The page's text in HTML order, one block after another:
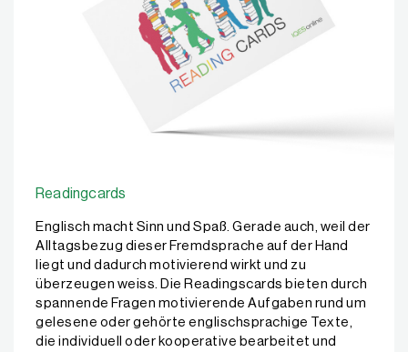
Readingcards
Englisch macht Sinn und Spaß. Gerade auch, weil der
Alltagsbezug dieser Fremdsprache auf der Hand
liegt und dadurch motivierend wirkt und zu
überzeugen weiss. Die Readingscards bieten durch
spannende Fragen motivierende Aufgaben rund um
gelesene oder gehörte englischsprachige Texte,
die individuell oder kooperative bearbeitet und